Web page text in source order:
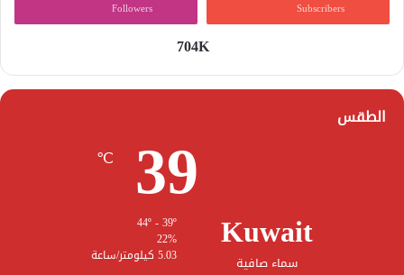
Subscribers
Followers
704K
الطقس
Kuwait
سماء صافية
39
℃
22%
5.03 كيلومتر/ساعة